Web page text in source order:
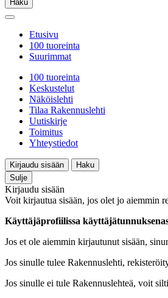
Haku
Etusivu
100 tuoreinta
Suurimmat
100 tuoreinta
Keskustelut
Näköislehti
Tilaa Rakennuslehti
Uutiskirje
Toimitus
Yhteystiedot
Kirjaudu sisään
Haku
Sulje
Kirjaudu sisään
Voit kirjautua sisään, jos olet jo aiemmin
Käyttäjäprofiilissa
Jos et ole aiemmin kirjautunut sisään,
Jos sinulle tulee Rakennuslehti,
Jos sinulle ei tule Rakennuslehteä, voit